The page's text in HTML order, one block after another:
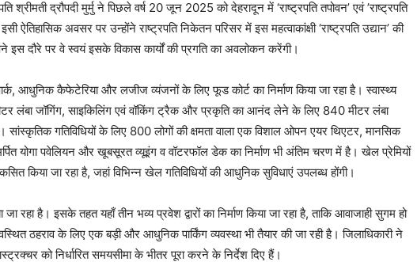
श्रीमती द्रौपदी मुर्मु ने पिछले वर्ष 20 जून 2025 को देहरादून में ‘राष्ट्रपति तपोवन’ एवं ’राष्ट्रपति
ऐतिहासिक अवसर पर उन्होंने राष्ट्रपति निकेतन परिसर में इस महत्वाकांक्षी ‘राष्ट्रपति उद्यान’ की
दौरे पर वे स्वयं इसके विकास कार्यों की प्रगति का अवलोकन करेंगी।
आधुनिक कैफेटेरिया और लजीज व्यंजनों के लिए फूड कोर्ट का निर्माण किया जा रहा है। स्वास्थ्य
लंबा जॉगिंग, साइकिलिंग एवं वॉकिंग ट्रैक और प्रकृति का आनंद लेने के लिए 840 मीटर लंबा
सांस्कृतिक गतिविधियों के लिए 800 लोगों की क्षमता वाला एक विशाल ओपन एयर थिएटर, मानसिक
योगा पवेलियन और खूबसूरत व्यूइंग व वॉटरफॉल डेक का निर्माण भी अंतिम चरण में है। खेल प्रेमियों
किया जा रहा है, जहां विभिन्न खेल गतिविधियों की आधुनिक सुविधाएं उपलब्ध होंगी।
रहा है। इसके तहत यहाँ तीन भव्य प्रवेश द्वारों का निर्माण किया जा रहा है, ताकि आवाजाही सुगम हो
ठहराव के लिए एक बड़ी और आधुनिक पार्किंग व्यवस्था भी तैयार की जा रही है। जिलाधिकारी ने
को निर्धारित समयसीमा के भीतर पूरा करने के निर्देश दिए हैं।